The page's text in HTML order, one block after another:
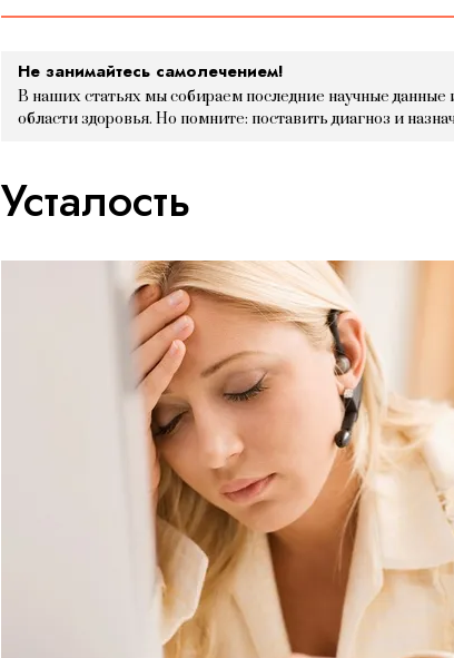
Не занимайтесь самолечением!
В наших статьях мы собираем последние научные данные
области здоровья. Но помните: поставить диагноз и
Усталость